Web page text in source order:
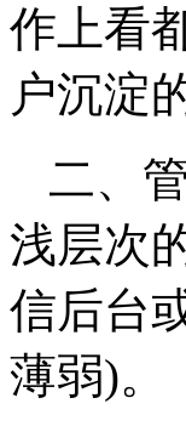
作上看
户沉淀
二、
浅层次
信后台
薄弱)。